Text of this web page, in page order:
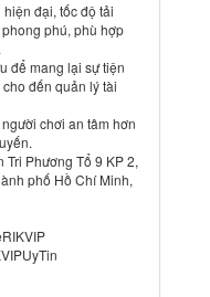
đại, tốc độ tải
phú, phù hợp
để mang lại sự tiện
đến quản lý tài
chơi an tâm hơn
Phương Tổ 9 KP 2,
phố Hồ Chí Minh,